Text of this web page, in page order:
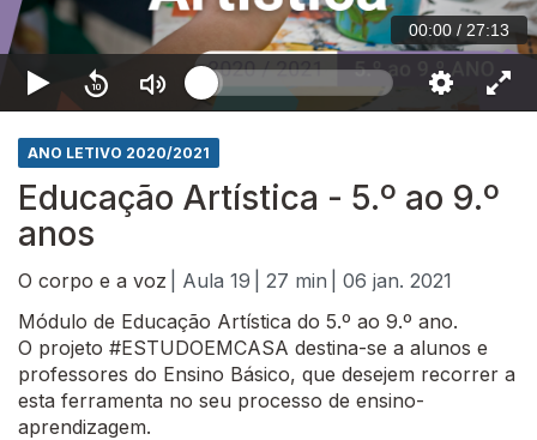
00:00 / 27:13
ANO LETIVO 2020/2021
Educação Artística - 5.º ao 9.º
anos
O corpo e a voz | Aula 19 | 27 min
| 06 jan. 2021
Módulo de Educação Artística do 5.º ao 9.º ano.
O projeto #ESTUDOEMCASA destina-se a alunos e
professores do Ensino Básico, que desejem recorrer a
esta ferramenta no seu processo de ensino-
aprendizagem.